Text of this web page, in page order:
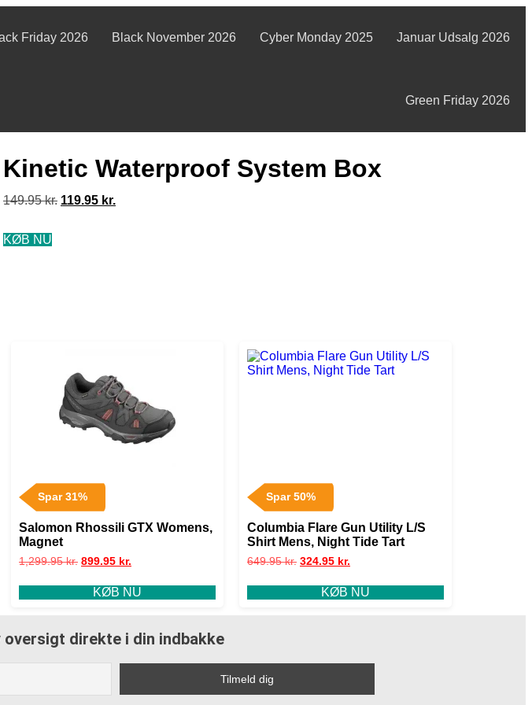
Friday 2026 Black November 2026 Cyber Monday 2025 Januar Udsalg 2026
Green Friday 2026
Kinetic Waterproof System Box
149.95kr. 119.95 kr.
KØB NU
Spar 31%
Salomon Rhossili GTX Womens,
Magnet
1,299.95kr. 899.95 kr.
KØB NU
Spar 50%
Columbia Flare Gun Utility L/S
Shirt Mens, Night Tide Tart
649.95kr. 324.95 kr.
KØB NU
oversigt direkte i din indbakke